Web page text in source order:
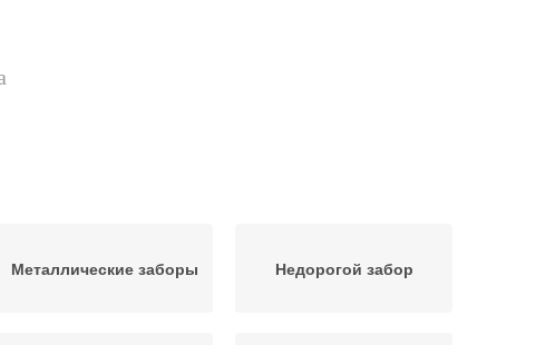
Металлические заборы Недорогой забор